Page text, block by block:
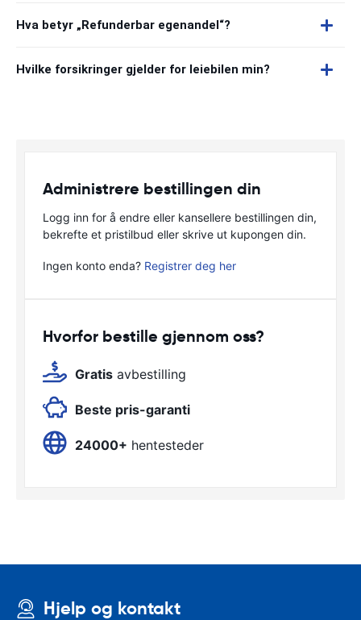
Hva betyr „Refunderbar egenandel“?
Hvilke forsikringer gjelder for leiebilen min?
Administrere bestillingen din
Logg inn for å endre eller kansellere bestillingen din,
bekrefte et pristilbud eller skrive ut kupongen din.
Ingen konto enda? Registrer deg her
Hvorfor bestille gjennom oss?
Gratis avbestilling
Beste pris-garanti
24000+ hentesteder
Hjelp og kontakt